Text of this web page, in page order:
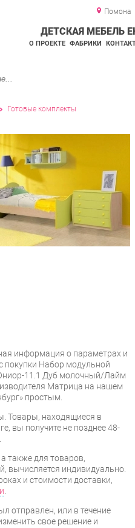
Помона
ДЕТСКАЯ МЕБЕЛЬ
О ПРОЕКТЕ ФАБРИКИ
Готовые комплекты
информация о параметрах и
покупки Набор модульной
11.1 Дуб молочный/Лайм
Матрица на нашем
простым.
Товары, находящиеся в
вы получите не позднее 48-
также для товаров,
вычисляется индивидуально.
и стоимости доставки,
отправлен, или в течение
свое решение и